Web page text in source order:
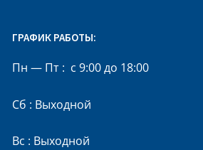
ГРАФИК РАБОТЫ:
Пн — Пт : с 9:00 до 18:00
Сб : Выходной
Вс : Выходной